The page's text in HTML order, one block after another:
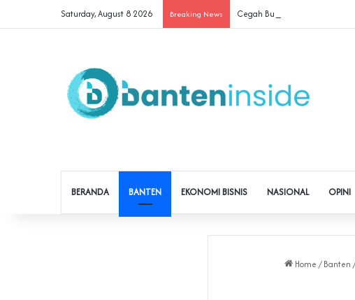
Saturday, August 8 2026 Breaking News Cegah Buruh Terjerat Judol
BERANDA BANTEN EKONOMI BISNIS NASIONAL OPINI
Home / Banten /